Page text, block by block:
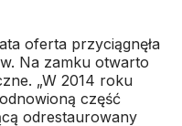
oferta przyciągnęła
Na zamku otwarto
„W 2014 roku
część
odrestaurowany